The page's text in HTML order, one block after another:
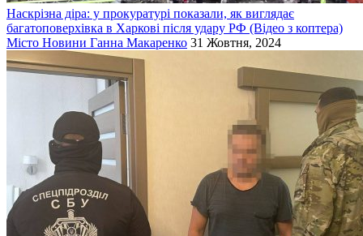
Наскрізна діра: у прокуратурі показали, як виглядає
багатоповерхівка в Харкові після удару РФ (Відео з коптера)
Місто Новини Ганна Макаренко 31 Жовтня, 2024